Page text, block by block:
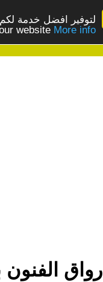
لتوفير افضل خدمة
website More info - المزيد
رواق